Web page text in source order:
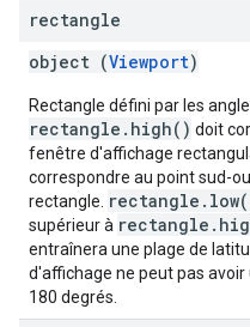
rectangle
object (Viewport)
Rectangle défini par les
rectangle.high() doit
fenêtre d'affichage
correspondre au point sud-
rectangle.
supérieur à
entraînera une plage de
d'affichage ne peut pas
180 degrés.